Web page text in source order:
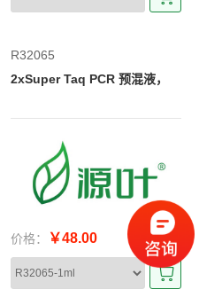
R32065
2xSuper Taq PCR 预混液，
价格： ￥48.00